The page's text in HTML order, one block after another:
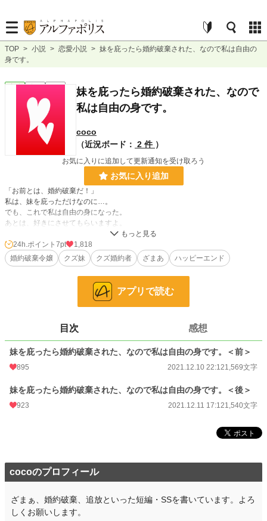
TOP > 小説 > 恋愛小説 > 妹を庇ったら婚約破棄された、なので私は自由の
身です。
恋愛 完結 短編
妹を庇ったら婚約破棄された、なので
私は自由の身です。
coco
（近況ボード： 2 件 ）
お気に入りに追加して更新通知を受け取ろう
お気に入り追加
「お前とは、婚約破棄だ！」
私は、妹を庇っただけなのに…。
でも、これで私は自由の身になった。
あとは、好きにさせてもらいますよ。
婚約破棄から、私の幸せが始まるのです─。
小説 37,143 位 / 228,787 件
16,131 位 / 66,373 件
7 pt
文字数 3,109
更新日時
初回公開日時 2021.12.10 22:12
初回完結日時
年間ポイント 20,790 pt (19,599 位)
24h.ポイント 7pt
1,818
婚約破棄令嬢
クズ妹 クズ婚約者 ざまあ ハッピーエンド
アプリで読む
目次 感想
妹を庇ったら婚約破棄された、なので私は自由の身です。＜前＞
895 2021.12.10 22:121,569文字
妹を庇ったら婚約破棄された、なので私は自由の身です。＜後＞
923 2021.12.11 17:121,540文字
cocoのプロフィール
ざまぁ、婚約破棄、追放といった短編・SSを書いています。よろ
しくお願いします。